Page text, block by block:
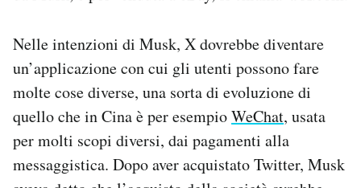
Nelle intenzioni di Musk, X dovrebbe diventare
un’applicazione con cui gli utenti possono fare
molte cose diverse, una sorta di evoluzione di
quello che in Cina è per esempioWeChat, usata
per molti scopi diversi, dai pagamenti alla
messaggistica. Dopo aver acquistato Twitter, Musk